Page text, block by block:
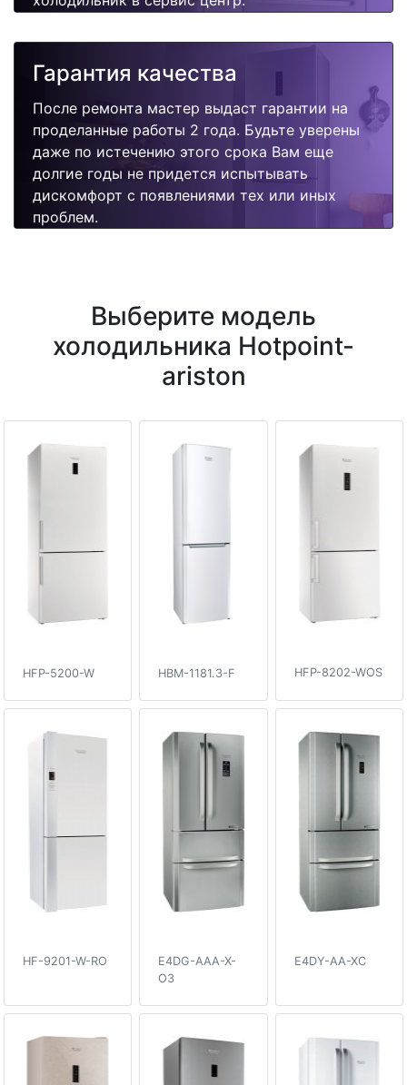
Гарантия качества
После ремонта мастер выдаст гарантии на
проделанные работы 2 года. Будьте уверены
даже по истечению этого срока Вам еще
долгие годы не придется испытывать
дискомфорт с появлениями тех или иных
проблем.
Выберите модель
холодильника Hotpoint-
ariston
HFP-5200-W HBM-1181.3-F HFP-8202-WOS
HF-9201-W-RO
E4DG-AAA-X-
O3
E4DY-AA-XC